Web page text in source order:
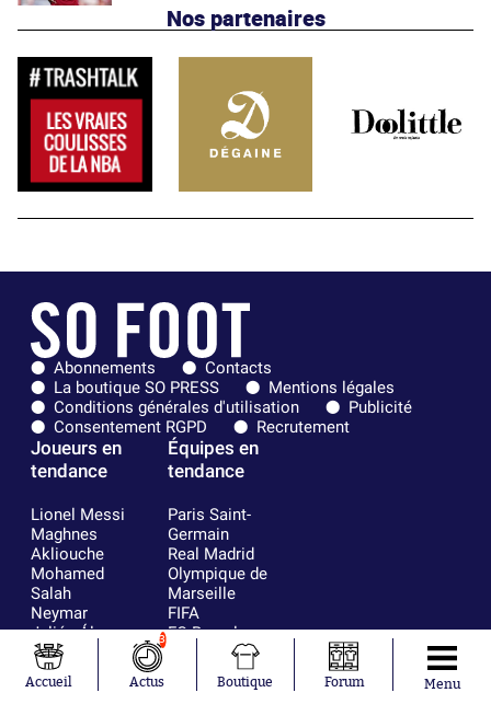
Nos partenaires
Abonnements
Contacts
La boutique SO PRESS
Mentions légales
Conditions générales d'utilisation
Publicité
Consentement RGPD
Recrutement
Joueurs en
tendance
Lionel Messi
Maghnes
Akliouche
Mohamed
Salah
Neymar
Julián Álvarez
Ferrán Torres
Kilian Corredor
Franco
Équipes en
tendance
Paris Saint-
Germain
Real Madrid
Olympique de
Marseille
FIFA
FC Barcelone
Argentine
Olympique
lyonnais
Accueil
3
Actus Boutique Forum Menu